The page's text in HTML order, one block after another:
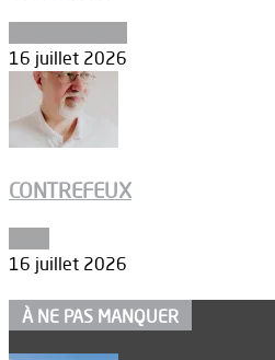
16 juillet 2026
CONTREFEUX
16 juillet 2026
À NE PAS MANQUER